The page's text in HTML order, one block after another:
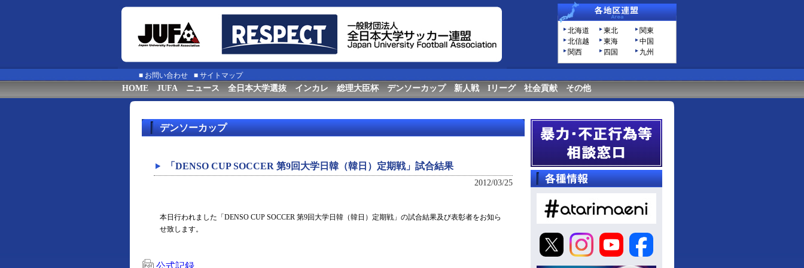
北海道 東北
関東
北信越
東海
中国
関西
四国 九州
■ お問い合わせ ■ サイトマップ
HOME JUFA ニュース 全日本大学選抜 インカレ 総理大臣杯 デンソーカップ 新人戦 Iリーグ 社会貢献 その他
デンソーカップ
「DENSO CUP SOCCER 第9回大学日韓（韓日）定期戦」試合結果
2012/03/25
本日行われました「DENSO CUP SOCCER 第9回大学日韓（韓日）定期戦」の試合結果及び表彰者をお知ら
せ致します。
公式記録